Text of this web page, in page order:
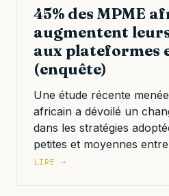
45% des MPME
augmentent
aux plateformes
(enquête)
Une étude récente
africain a dévoilé un
dans les stratégies
petites et moyennes
LIRE →